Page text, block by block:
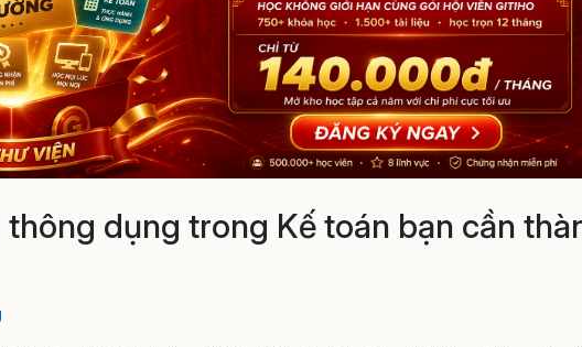
dụng trong Kế toán bạn cần